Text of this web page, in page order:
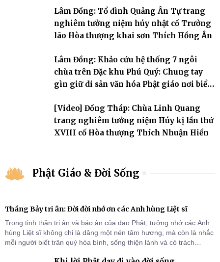
Lâm Đồng: Tổ đình Quảng Ân Tự trang
nghiêm tưởng niệm húy nhật cố Trưởng
lão Hòa thượng khai sơn Thích Hồng Ân
Lâm Đồng: Khảo cứu hệ thống 7 ngôi
chùa trên Đặc khu Phú Quý: Chung tay
gìn giữ di sản văn hóa Phật giáo nơi biển
[Video] Đồng Tháp: Chùa Linh Quang
trang nghiêm tưởng niệm Húy kị lần thứ
XVIII cố Hòa thượng Thích Nhuận Hiền
Phật Giáo & Đời Sống
Tháng Bảy tri ân: Đời đời nhớ ơn các Anh hùng Liệt sĩ
Trong tinh thần tri ân và báo ân của đạo Phật, tưởng nhớ các Anh
hùng Liệt sĩ không chỉ là dâng một nén tâm hương, mà còn là nhắc
mỗi người biết trân quý hòa bình, sống thiện lành và có trách